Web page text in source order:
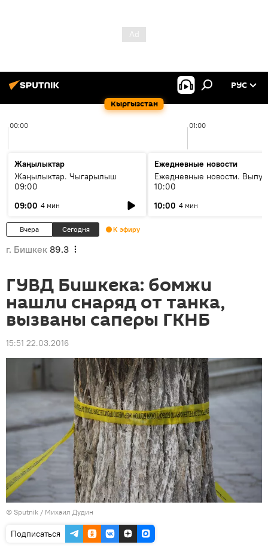
Кыргызстан
РУС
00:00 01:00
Жаңылыктар
Жаңылыктар. Чыгарылыш
09:00
09:00 4 мин
Ежедневные новости
Ежедневные новости.
10:00
10:00 4 мин
Вчера Сегодня К эфиру
г. Бишкек 89.3
ГУВД Бишкека: бомжи
нашли снаряд от танка,
вызваны саперы ГКНБ
15:51 22.03.2016
© Sputnik / Михаил Дудин
Подписаться